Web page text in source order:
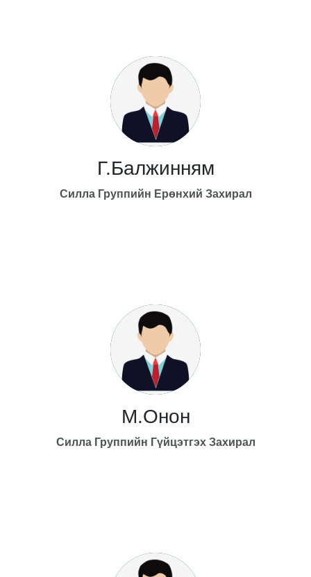
Г.Балжинням
Силла Группийн Ерөнхий Захирал
М.Онон
Силла Группийн Гүйцэтгэх Захирал